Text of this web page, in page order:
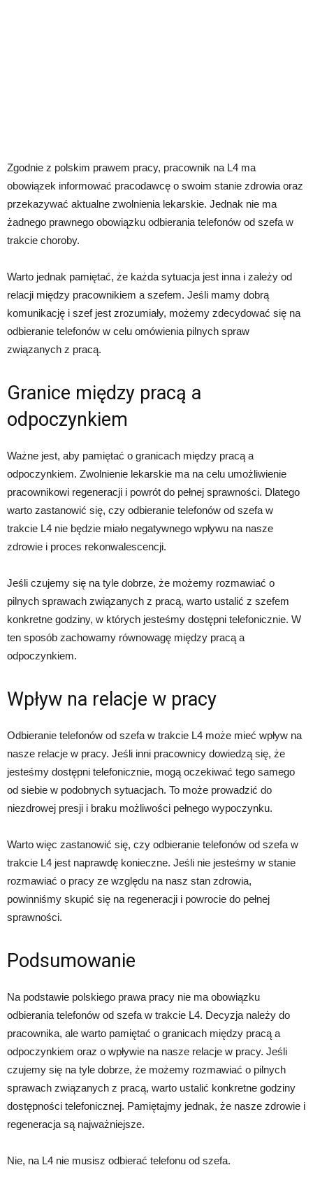
Zgodnie z polskim prawem pracy, pracownik na L4 ma
obowiązek informować pracodawcę o swoim stanie zdrowia oraz
przekazywać aktualne zwolnienia lekarskie. Jednak nie ma
żadnego prawnego obowiązku odbierania telefonów od szefa w
trakcie choroby.
Warto jednak pamiętać, że każda sytuacja jest inna i zależy od
relacji między pracownikiem a szefem. Jeśli mamy dobrą
komunikację i szef jest zrozumiały, możemy zdecydować się na
odbieranie telefonów w celu omówienia pilnych spraw
związanych z pracą.
Granice między pracą a
odpoczynkiem
Ważne jest, aby pamiętać o granicach między pracą a
odpoczynkiem. Zwolnienie lekarskie ma na celu umożliwienie
pracownikowi regeneracji i powrót do pełnej sprawności. Dlatego
warto zastanowić się, czy odbieranie telefonów od szefa w
trakcie L4 nie będzie miało negatywnego wpływu na nasze
zdrowie i proces rekonwalescencji.
Jeśli czujemy się na tyle dobrze, że możemy rozmawiać o
pilnych sprawach związanych z pracą, warto ustalić z szefem
konkretne godziny, w których jesteśmy dostępni telefonicznie. W
ten sposób zachowamy równowagę między pracą a
odpoczynkiem.
Wpływ na relacje w pracy
Odbieranie telefonów od szefa w trakcie L4 może mieć wpływ na
nasze relacje w pracy. Jeśli inni pracownicy dowiedzą się, że
jesteśmy dostępni telefonicznie, mogą oczekiwać tego samego
od siebie w podobnych sytuacjach. To może prowadzić do
niezdrowej presji i braku możliwości pełnego wypoczynku.
Warto więc zastanowić się, czy odbieranie telefonów od szefa w
trakcie L4 jest naprawdę konieczne. Jeśli nie jesteśmy w stanie
rozmawiać o pracy ze względu na nasz stan zdrowia,
powinniśmy skupić się na regeneracji i powrocie do pełnej
sprawności.
Podsumowanie
Na podstawie polskiego prawa pracy nie ma obowiązku
odbierania telefonów od szefa w trakcie L4. Decyzja należy do
pracownika, ale warto pamiętać o granicach między pracą a
odpoczynkiem oraz o wpływie na nasze relacje w pracy. Jeśli
czujemy się na tyle dobrze, że możemy rozmawiać o pilnych
sprawach związanych z pracą, warto ustalić konkretne godziny
dostępności telefonicznej. Pamiętajmy jednak, że nasze zdrowie i
regeneracja są najważniejsze.
Nie, na L4 nie musisz odbierać telefonu od szefa.